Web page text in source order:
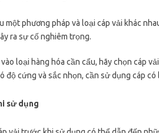
một phương pháp và loại cáp vải khác
ra sự cố nghiêm trọng.
loại hàng hóa cần cẩu, hãy chọn cáp
độ cứng và sắc nhọn, cần sử dụng cáp
sử dụng